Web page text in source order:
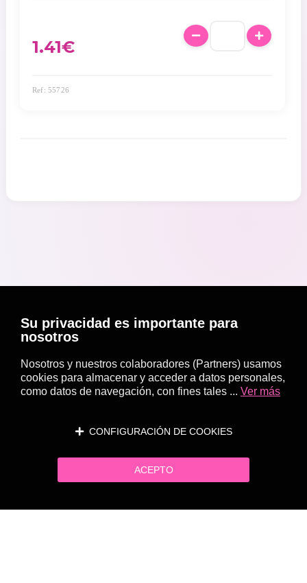
1.41€
Ref: 55726
Su privacidad es importante para
nosotros
Nosotros y nuestros colaboradores (Partners) usamos
cookies para almacenar y acceder a datos personales,
como datos de navegación, con fines tales ... Ver más
CONFIGURACIÓN DE COOKIES
ACEPTO